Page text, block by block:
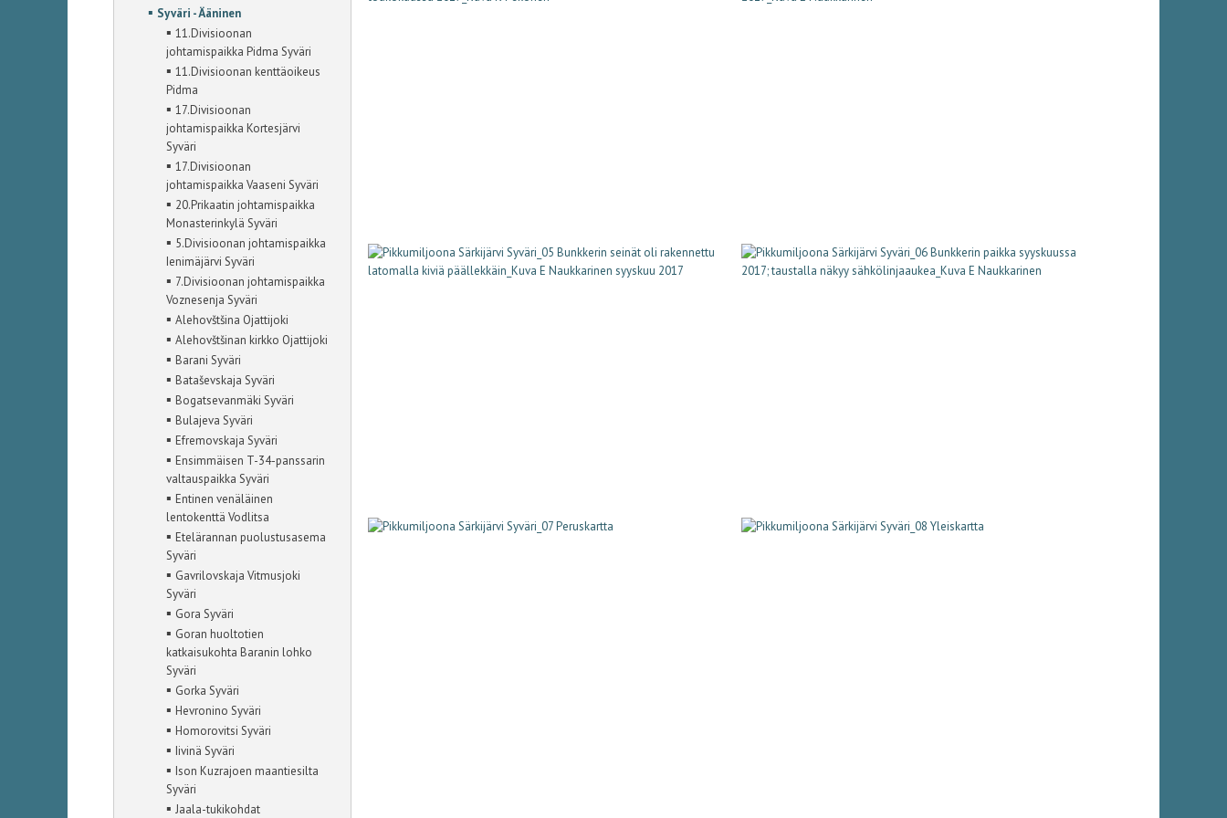
▪ Syväri - Ääninen
▪ 11.Divisioonan
johtamispaikka Pidma Syväri
▪ 11.Divisioonan kenttäoikeus
Pidma
▪ 17.Divisioonan
johtamispaikka Kortesjärvi
Syväri
▪ 17.Divisioonan
johtamispaikka Vaaseni Syväri
▪ 20.Prikaatin johtamispaikka
Monasterinkylä Syväri
▪ 5.Divisioonan johtamispaikka
Ienimäjärvi Syväri
▪ 7.Divisioonan johtamispaikka
Voznesenja Syväri
▪ Alehovštšina Ojattijoki
▪ Alehovštšinan kirkko Ojattijoki
▪ Barani Syväri
▪ Bataševskaja Syväri
▪ Bogatsevanmäki Syväri
▪ Bulajeva Syväri
▪ Efremovskaja Syväri
▪ Ensimmäisen T-34-panssarin
valtauspaikka Syväri
▪ Entinen venäläinen
lentokenttä Vodlitsa
▪ Etelärannan puolustusasema
Syväri
▪ Gavrilovskaja Vitmusjoki
Syväri
▪ Gora Syväri
▪ Goran huoltotien
katkaisukohta Baranin lohko
Syväri
▪ Gorka Syväri
▪ Hevronino Syväri
▪ Homorovitsi Syväri
▪ Iivinä Syväri
▪ Ison Kuzrajoen maantiesilta
Syväri
▪ Jaala-tukikohdat